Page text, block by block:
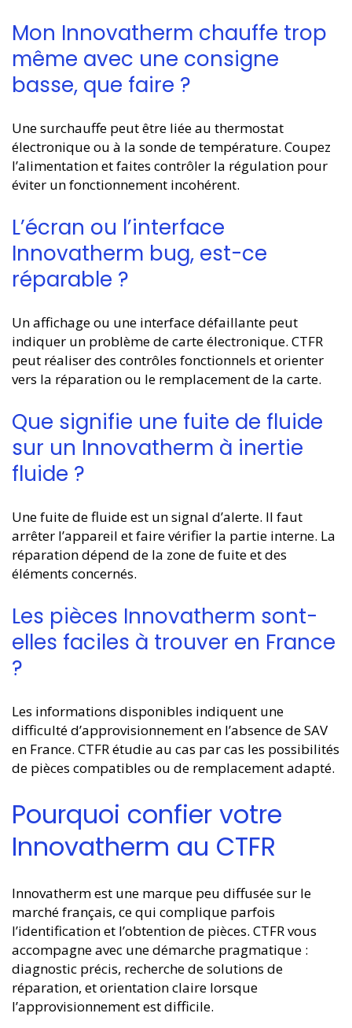
Mon Innovatherm chauffe trop
même avec une consigne
basse, que faire ?
Une surchauffe peut être liée au thermostat
électronique ou à la sonde de température. Coupez
l’alimentation et faites contrôler la régulation pour
éviter un fonctionnement incohérent.
L’écran ou l’interface
Innovatherm bug, est-ce
réparable ?
Un affichage ou une interface défaillante peut
indiquer un problème de carte électronique. CTFR
peut réaliser des contrôles fonctionnels et orienter
vers la réparation ou le remplacement de la carte.
Que signifie une fuite de fluide
sur un Innovatherm à inertie
fluide ?
Une fuite de fluide est un signal d’alerte. Il faut
arrêter l’appareil et faire vérifier la partie interne. La
réparation dépend de la zone de fuite et des
éléments concernés.
Les pièces Innovatherm sont-
elles faciles à trouver en France
?
Les informations disponibles indiquent une
difficulté d’approvisionnement en l’absence de SAV
en France. CTFR étudie au cas par cas les possibilités
de pièces compatibles ou de remplacement adapté.
Pourquoi confier votre
Innovatherm au CTFR
Innovatherm est une marque peu diffusée sur le
marché français, ce qui complique parfois
l’identification et l’obtention de pièces. CTFR vous
accompagne avec une démarche pragmatique :
diagnostic précis, recherche de solutions de
réparation, et orientation claire lorsque
l’approvisionnement est difficile.